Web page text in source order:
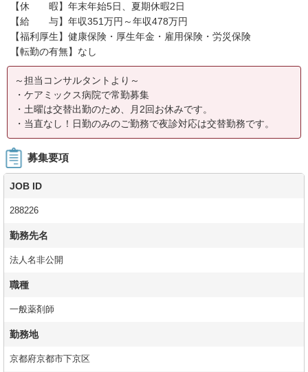
【休 暇】年末年始5日、夏期休暇2日
【給 与】年収351万円～年収478万円
【福利厚生】健康保険・厚生年金・雇用保険・労災保険
【転勤の有無】なし
～担当コンサルタントより～
・ケアミックス病院で常勤募集
・土曜は交替出勤のため、月2回お休みです。
・当直なし！日勤のみのご勤務で夜診対応は交替勤務です。
募集要項
JOB ID
288226
勤務先名
法人名非公開
職種
一般薬剤師
勤務地
京都府京都市下京区